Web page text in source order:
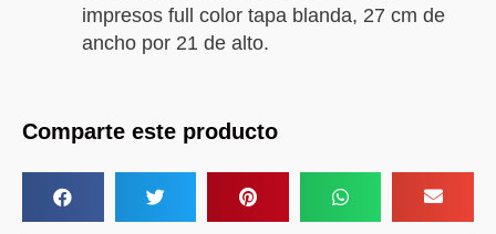
impresos full color tapa blanda, 27 cm de
ancho por 21 de alto.
Comparte este producto